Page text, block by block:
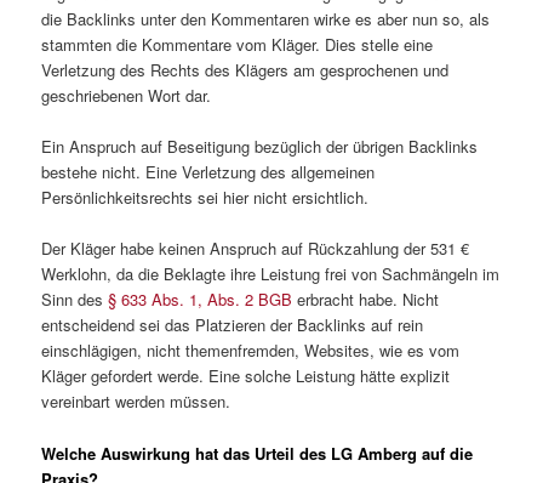
die Backlinks unter den Kommentaren wirke es aber nun so, als
stammten die Kommentare vom Kläger. Dies stelle eine
Verletzung des Rechts des Klägers am gesprochenen und
geschriebenen Wort dar.
Ein Anspruch auf Beseitigung bezüglich der übrigen Backlinks
bestehe nicht. Eine Verletzung des allgemeinen
Persönlichkeitsrechts sei hier nicht ersichtlich.
Der Kläger habe keinen Anspruch auf Rückzahlung der 531 €
Werklohn, da die Beklagte ihre Leistung frei von Sachmängeln im
Sinn des§ 633 Abs. 1, Abs. 2 BGB erbracht habe. Nicht
entscheidend sei das Platzieren der Backlinks auf rein
einschlägigen, nicht themenfremden, Websites, wie es vom
Kläger gefordert werde. Eine solche Leistung hätte explizit
vereinbart werden müssen.
Welche Auswirkung hat das Urteil des LG Amberg auf die
Praxis?